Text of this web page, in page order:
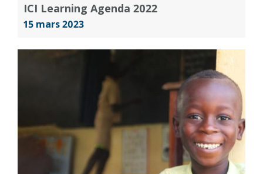
ICI Learning Agenda 2022
15 mars 2023